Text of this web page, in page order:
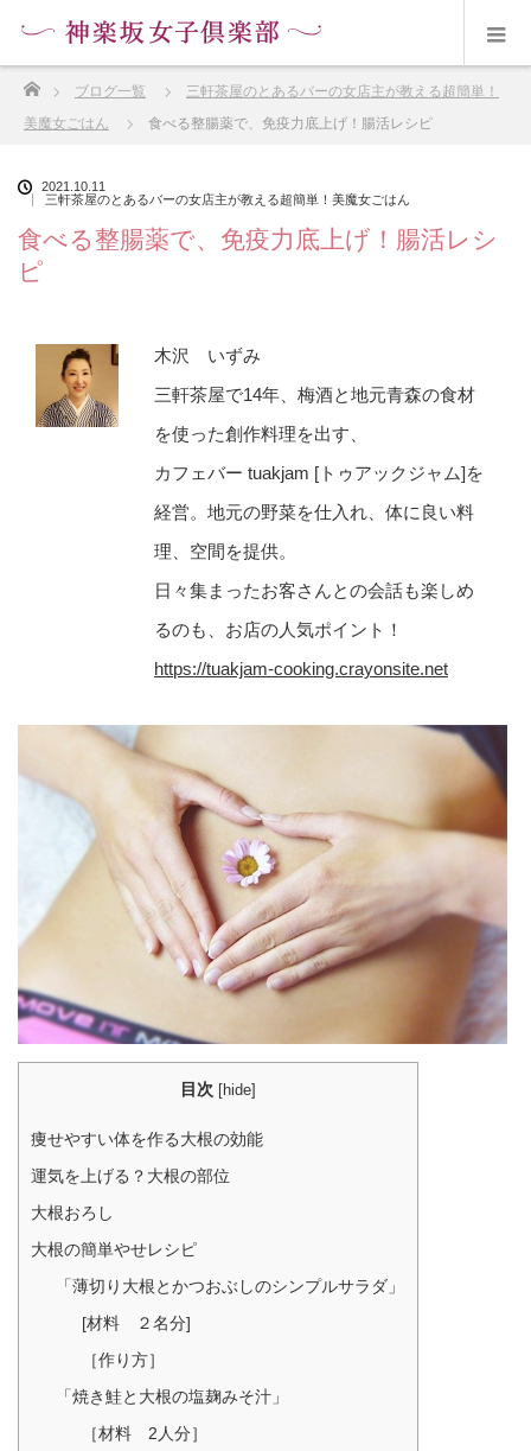
ブログ一覧
三軒茶屋のとあるバーの女店主が教える超簡単！
美魔女ごはん
食べる整腸薬で、免疫力底上げ！腸活レシピ
2021.10.11
三軒茶屋のとあるバーの女店主が教える超簡単！美魔女ごはん
食べる整腸薬で、免疫力底上げ！腸活レシ
ピ
木沢 いずみ
三軒茶屋で14年、梅酒と地元青森の食材
を使った創作料理を出す、
カフェバー tuakjam [トゥアックジャム]を
経営。地元の野菜を仕入れ、体に良い料
理、空間を提供。
日々集まったお客さんとの会話も楽しめ
るのも、お店の人気ポイント！
https://tuakjam-cooking.crayonsite.net
目次 [hide]
痩せやすい体を作る大根の効能
運気を上げる？大根の部位
大根おろし
大根の簡単やせレシピ
「薄切り大根とかつおぶしのシンプルサラダ」
[材料 ２名分]
［作り方］
「焼き鮭と大根の塩麹みそ汁」
［材料 2人分］